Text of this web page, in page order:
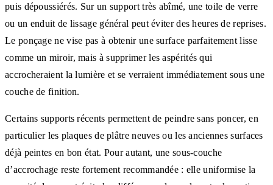
puis dépoussiérés. Sur un support très abîmé, une toile de verre
ou un enduit de lissage général peut éviter des heures de reprises.
Le ponçage ne vise pas à obtenir une surface parfaitement lisse
comme un miroir, mais à supprimer les aspérités qui
accrocheraient la lumière et se verraient immédiatement sous une
couche de finition.
Certains supports récents permettent de peindre sans poncer, en
particulier les plaques de plâtre neuves ou les anciennes surfaces
déjà peintes en bon état. Pour autant, une sous-couche
d’accrochage reste fortement recommandée : elle uniformise la